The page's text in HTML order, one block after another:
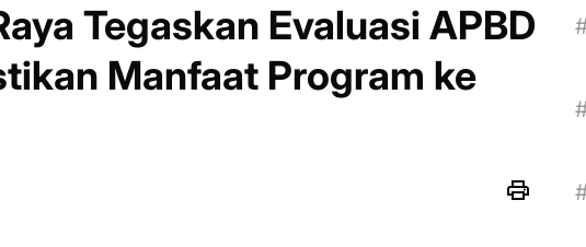
Tegaskan Evaluasi APBD
Manfaat Program ke